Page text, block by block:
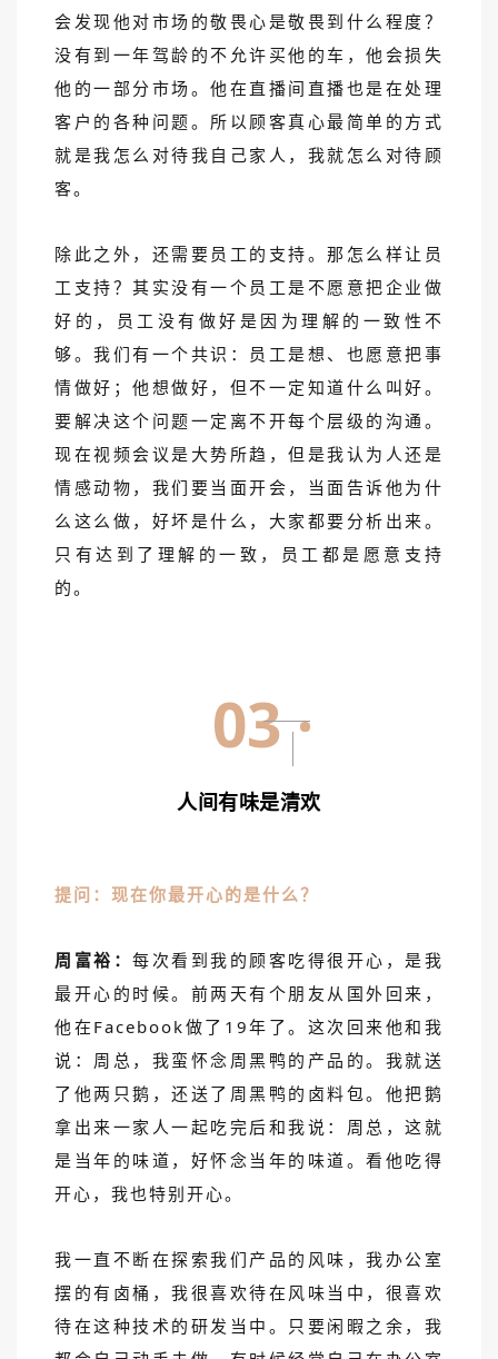
会发现他对市场的敬畏心是敬畏到什么程度？
没有到一年驾龄的不允许买他的车，他会损失
他的一部分市场。他在直播间直播也是在处理
客户的各种问题。所以顾客真心最简单的方式
就是我怎么对待我自己家人，我就怎么对待顾
客。
除此之外，还需要员工的支持。那怎么样让员
工支持？其实没有一个员工是不愿意把企业做
好的，员工没有做好是因为理解的一致性不
够。我们有一个共识：员工是想、也愿意把事
情做好；他想做好，但不一定知道什么叫好。
要解决这个问题一定离不开每个层级的沟通。
现在视频会议是大势所趋，但是我认为人还是
情感动物，我们要当面开会，当面告诉他为什
么这么做，好坏是什么，大家都要分析出来。
只有达到了理解的一致，员工都是愿意支持
的。
03
人间有味是清欢
提问：现在你最开心的是什么？
周富裕：每次看到我的顾客吃得很开心，是我
最开心的时候。前两天有个朋友从国外回来，
他在Facebook做了19年了。这次回来他和我
说：周总，我蛮怀念周黑鸭的产品的。我就送
了他两只鹅，还送了周黑鸭的卤料包。他把鹅
拿出来一家人一起吃完后和我说：周总，这就
是当年的味道，好怀念当年的味道。看他吃得
开心，我也特别开心。
我一直不断在探索我们产品的风味，我办公室
摆的有卤桶，我很喜欢待在风味当中，很喜欢
待在这种技术的研发当中。只要闲暇之余，我